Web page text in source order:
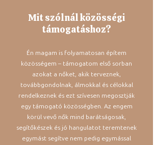
Mit szólnál közösségi
támogatáshoz?
Én magam is folyamatosan építem
közösségem – támogatom első sorban
azokat a nőket, akik terveznek,
továbbgondolnak, álmokkal és célokkal
rendelkeznek és ezt szívesen megosztják
egy támogató közösségben. Az engem
körül vevő nők mind barátságosak,
segítőkészek és jó hangulatot teremtenek
egymást segítve nem pedig egymással